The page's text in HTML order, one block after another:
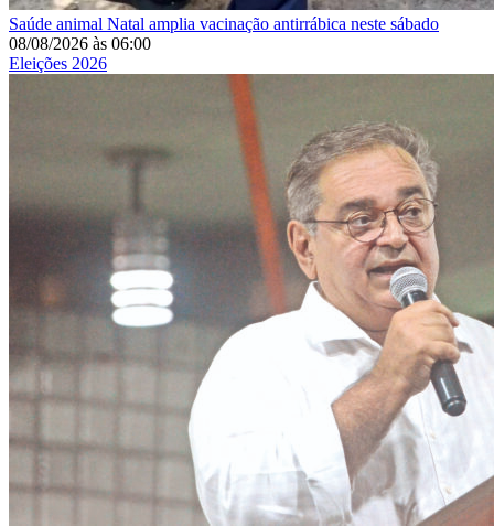
Saúde animal Natal amplia vacinação antirrábica neste sábado
08/08/2026 às 06:00
Eleições 2026